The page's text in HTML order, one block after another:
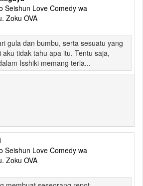
Seishun Love Comedy wa
Zoku OVA
gula dan bumbu, serta sesuatu yang
tidak tahu apa itu. Tentu saja,
Isshiki memang terla...
Seishun Love Comedy wa
Zoku OVA